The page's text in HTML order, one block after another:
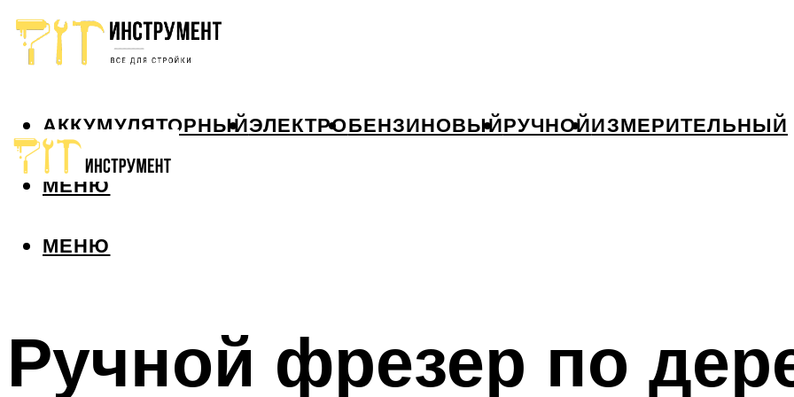
АККУМУЛЯТОРНЫЙЭЛЕКТРОБЕНЗИНОВЫЙРУЧНОЙИЗМЕРИТЕЛЬНЫЙ
МЕНЮ
МЕНЮ
Ручной фрезер по